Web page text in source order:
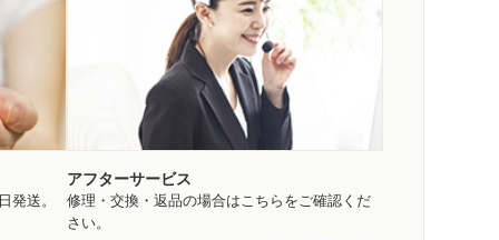
発送。
アフターサービス
修理・交換・返品の場合はこちらをご確認くだ
さい。